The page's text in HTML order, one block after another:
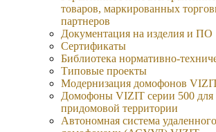
товаров, маркированных
партнеров
Документация на изделия и ПО
Сертификаты
Библиотека нормативно-
Типовые проекты
Модернизация домофонов
Домофоны VIZIT серии 500 для
придомовой территории
Автономная система